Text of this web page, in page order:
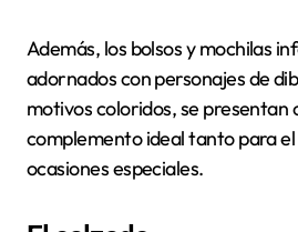
Además, los bolsos y mochilas
adornados con personajes de
motivos coloridos, se presentan
complemento ideal tanto para
ocasiones especiales.